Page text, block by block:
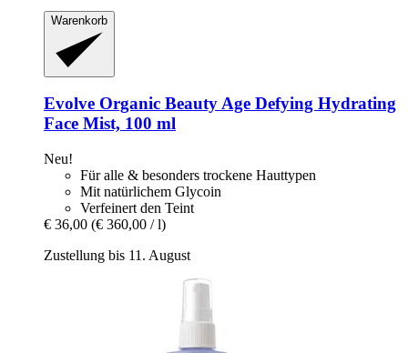
Warenkorb
Evolve Organic BeautyAge Defying Hydrating
Face Mist, 100 ml
Neu!
Für alle & besonders trockene Hauttypen
Mit natürlichem Glycoin
Verfeinert den Teint
€ 36,00 (€ 360,00 / l)
Zustellung bis 11. August